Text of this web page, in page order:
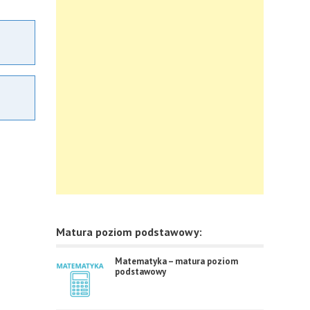
Matura poziom podstawowy:
Matematyka – matura poziom
podstawowy